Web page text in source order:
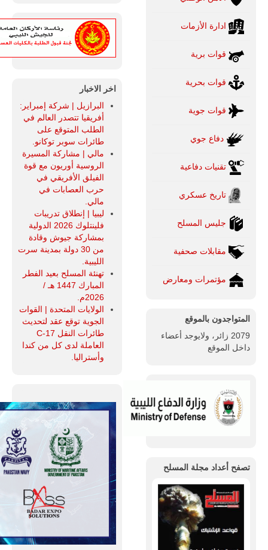
ادارة الأزمات
قوات برية
قوات بحرية
قوات جوية
دفاع جوي
تقنيات دفاعية
تاريخ عسكري
جليس المسلح
مقابلات صحفية
مؤتمرات ومعارض
المتواجدون بالموقع
2079 زائر، ولايوجد أعضاء
داخل الموقع
تصفح أعداد مجلة المسلح
اخر الاخبار
البرازيل | شركة إمبراير:
أفريقيا تتصدر العالم في
الطلب المتوقع على
طائرات سوبر توكانو.
مالي | مشاركة المسيرة
الروسية أوريون مع قوة
الفيلق الأفريقي في
حرب العصابات في
مالي.
ليبيا | إنطلاق تدريبات
فلينتلوك 2026 الدولية
بمشاركة جيوش وقادة
من 30 دولة بمدينة سرت
الليبية.
تهنئة المسلح بعيد الفطر
المبارك 1447 هـ /
2026م.
الولايات المتحدة | القوات
الجوية توقع عقد لتحديث
طائرات النقل C-17
العاملة لدى كل من كندا
وأستراليا.